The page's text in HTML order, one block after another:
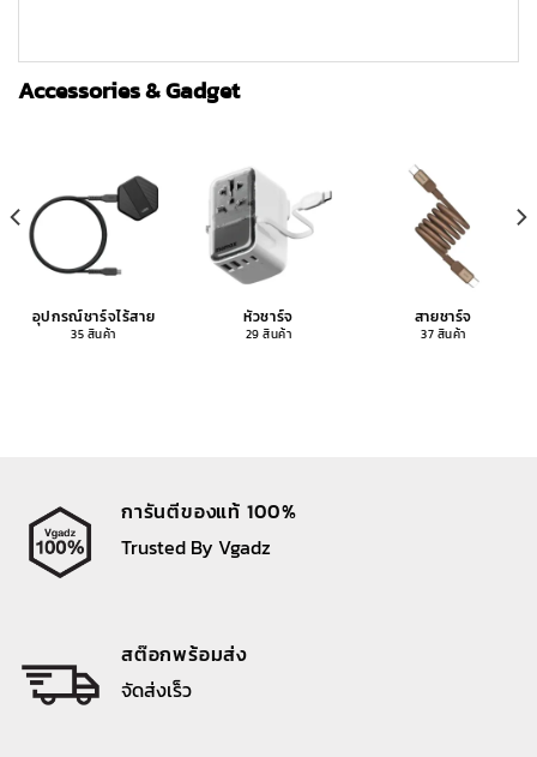
Accessories & Gadget
อุปกรณ์ชาร์จไร้สาย
35 สินค้า
หัวชาร์จ
29 สินค้า
สายชาร์จ
37 สินค้า
การันตีของแท้ 100%
Trusted By Vgadz
สต๊อกพร้อมส่ง
จัดส่งเร็ว